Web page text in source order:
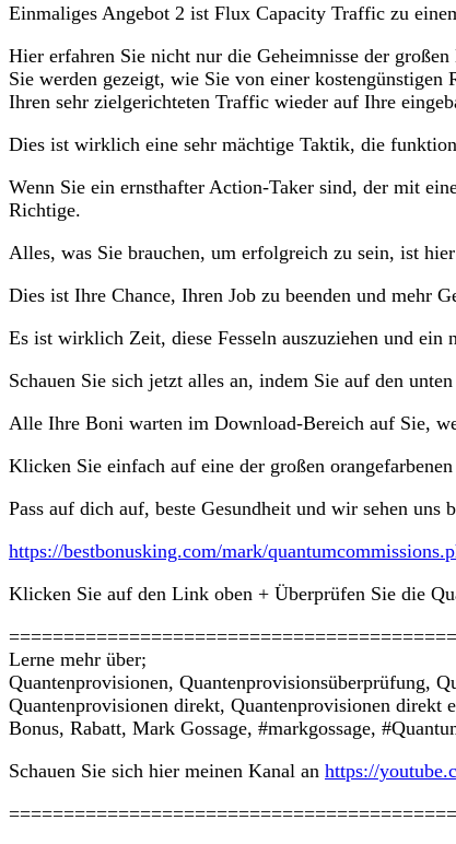
Einmaliges Angebot 2 ist Flux Capacity Traffic zu
Hier erfahren Sie nicht nur die Geheimnisse der
Sie werden gezeigt, wie Sie von einer
Ihren sehr zielgerichteten Traffic wieder auf Ihre
Dies ist wirklich eine sehr mächtige Taktik, die
Wenn Sie ein ernsthafter Action-Taker sind, der mit
Richtige.
Alles, was Sie brauchen, um erfolgreich zu sein, ist
Dies ist Ihre Chance, Ihren Job zu beenden und mehr
Es ist wirklich Zeit, diese Fesseln auszuziehen und ein
Schauen Sie sich jetzt alles an, indem Sie auf den
Alle Ihre Boni warten im Download-Bereich auf Sie,
Klicken Sie einfach auf eine der großen
Pass auf dich auf, beste Gesundheit und wir sehen uns
https://bestbonusking.com/mark/
Klicken Sie auf den Link oben + Überprüfen Sie die
Lerne mehr über;
Quantenprovisionen, Quantenprovisionsüberprüfung,
Quantenprovisionen direkt, Quantenprovisionen direkt
Bonus, Rabatt, Mark Gossage, #markgossage,
Schauen Sie sich hier meinen Kanal an https://